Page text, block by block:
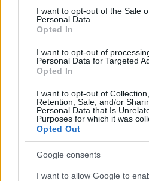
services and may gather and
not limited to your visit or usage
grant or deny consent to Google
consent section.
I want to opt-out of the Sale
Personal Data.
Opted In
I want to opt-out of
Personal Data for Targeted
Opted In
I want to opt-out of
Retention, Sale, and/or
Personal Data that Is
Purposes for which it was
Opted Out
Google consents
I want to allow Google to